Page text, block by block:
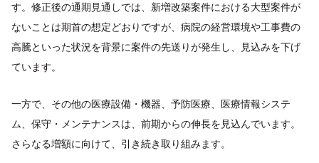
す。修正後の通期見通しでは、新増改築案件における大型案件が
ないことは期首の想定どおりですが、病院の経営環境や工事費の
高騰といった状況を背景に案件の先送りが発生し、見込みを下げ
ています。
一方で、その他の医療設備・機器、予防医療、医療情報システ
ム、保守・メンテナンスは、前期からの伸長を見込んでいます。
さらなる増額に向けて、引き続き取り組みます。